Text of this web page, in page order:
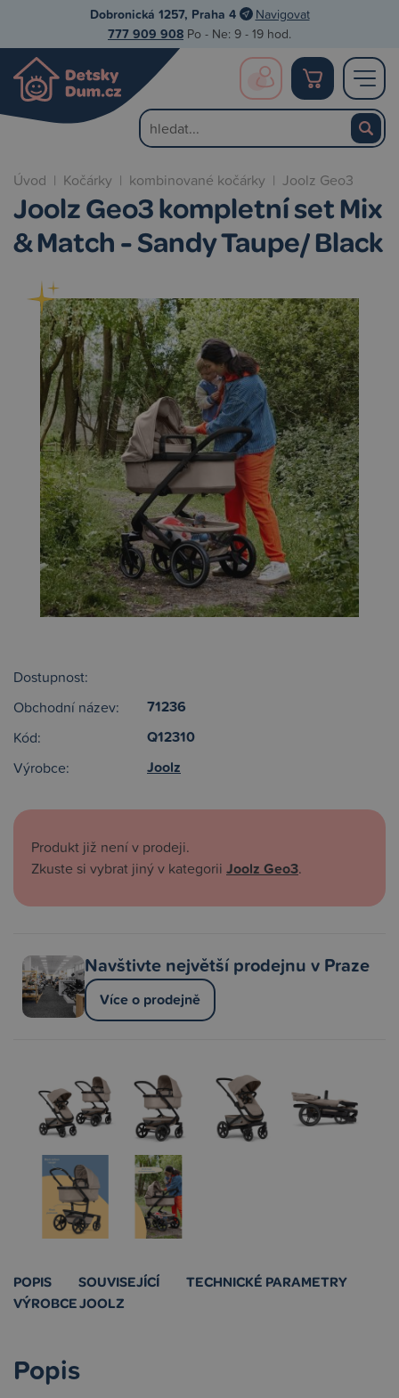
Dobronická 1257, Praha 4 Navigovat
777 909 908 Po - Ne: 9 - 19 hod.
Úvod | Kočárky | kombinované kočárky | Joolz Geo3
Joolz Geo3 kompletní set Mix
& Match - Sandy Taupe/ Black
Dostupnost:
Obchodní název:
71236
Kód: Q12310
Výrobce: Joolz
Produkt již není v prodeji.
Zkuste si vybrat jiný v kategorii Joolz Geo3.
Navštivte největší prodejnu v Praze
Více o prodejně
POPIS SOUVISEJÍCÍ
TECHNICKÉ PARAMETRY
VÝROBCE JOOLZ
Popis